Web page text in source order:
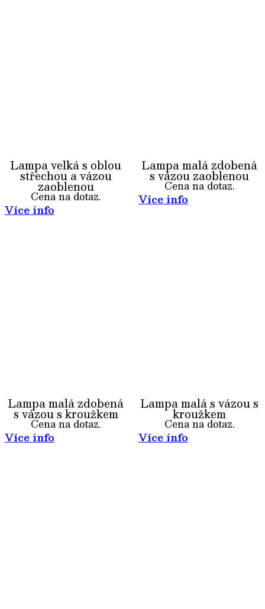
Lampa velká s oblou
střechou a vázou
zaoblenou
Cena na dotaz.
Více info
Lampa malá zdobená
s vázou zaoblenou
Cena na dotaz.
Více info
Lampa malá zdobená
s vázou s kroužkem
Cena na dotaz.
Více info
Lampa malá s vázou s
kroužkem
Cena na dotaz.
Více info